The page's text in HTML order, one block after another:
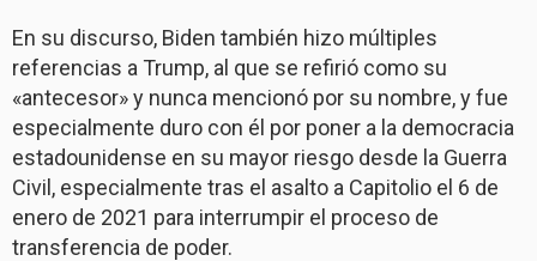
En su discurso, Biden también hizo múltiples
referencias a Trump, al que se refirió como su
«antecesor» y nunca mencionó por su nombre, y fue
especialmente duro con él por poner a la democracia
estadounidense en su mayor riesgo desde la Guerra
Civil, especialmente tras el asalto a Capitolio el 6 de
enero de 2021 para interrumpir el proceso de
transferencia de poder.